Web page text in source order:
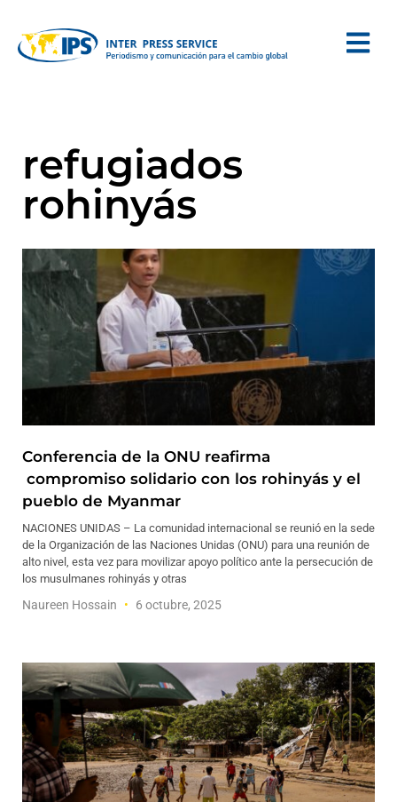
refugiados
rohinyás
Conferencia de la ONU reafirma
compromiso solidario con los rohinyás y el
pueblo de Myanmar
NACIONES UNIDAS – La comunidad internacional se reunió en la sede
de la Organización de las Naciones Unidas (ONU) para una reunión de
alto nivel, esta vez para movilizar apoyo político ante la persecución de
los musulmanes rohinyás y otras
Naureen Hossain 6 octubre, 2025